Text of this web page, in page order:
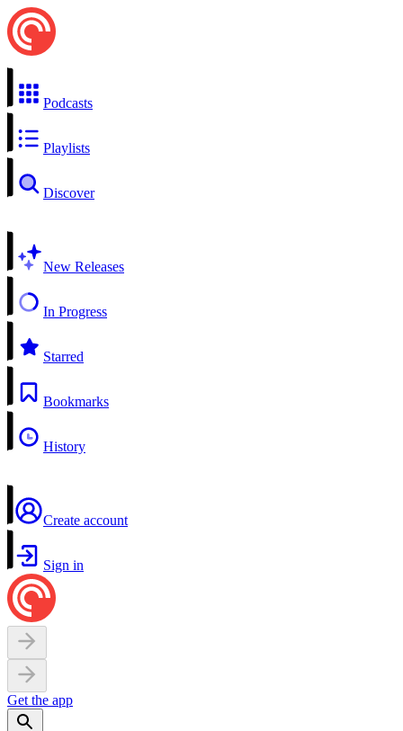
Podcasts
Playlists
Discover
New Releases
In Progress
Starred
Bookmarks
History
Create account
Sign in
Get the app